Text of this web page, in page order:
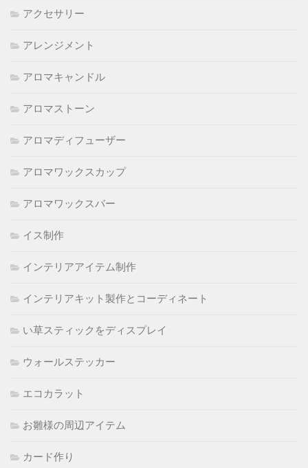
アクセサリー
アレンジメント
アロマキャンドル
アロマストーン
アロマディフューザー
アロマワックスカップ
アロマワックスバー
イス制作
インテリアアイテム制作
インテリアキット製作とコーディネート
い草スティックをディスプレイ
ウォールステッカー
エコカラット
お雛様の周辺アイテム
カード作り